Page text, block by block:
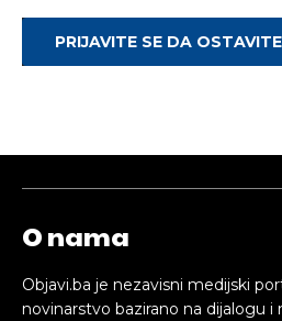
PRIJAVITE SE DA
O nama
Objavi.ba je nezavisni medijski
novinarstvo bazirano na dijalogu i